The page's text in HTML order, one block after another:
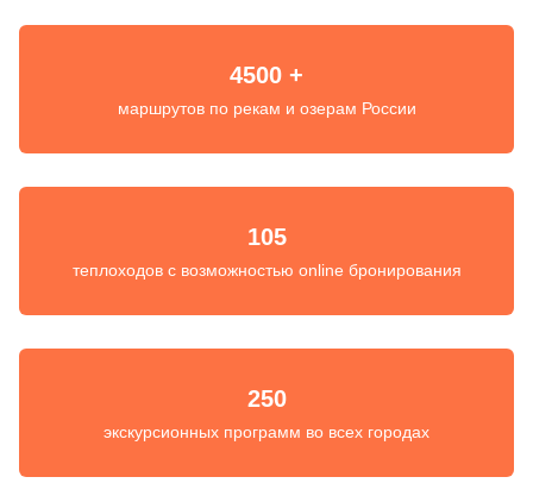
4500 +
маршрутов по рекам и озерам России
105
теплоходов с возможностью online бронирования
250
экскурсионных программ во всех городах